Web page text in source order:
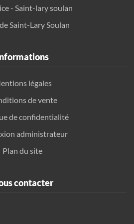
- Saint-lary soulan
Saint-Lary Soulan
légales
de vente
de confidentialité
administrateur
Plan du site
contacter